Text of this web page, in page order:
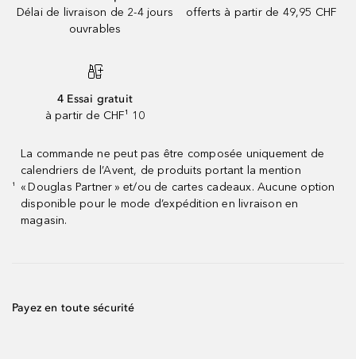
Délai de livraison de 2-4 jours
ouvrables
offerts à partir de 49,95 CHF
4 Essai gratuit
à partir de CHF¹ 10
¹
La commande ne peut pas être composée uniquement de
calendriers de l’Avent, de produits portant la mention
« Douglas Partner » et/ou de cartes cadeaux. Aucune option
disponible pour le mode d’expédition en livraison en
magasin.
Payez en toute sécurité